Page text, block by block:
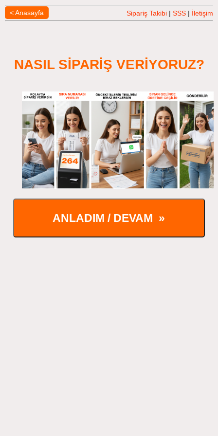
< Anasayfa Sipariş Takibi | SSS | İletişim
NASIL SİPARİŞ VERİYORUZ?